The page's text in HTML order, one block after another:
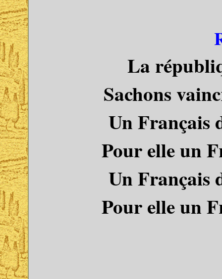
La
Sachons
Un Français
Pour elle un
Un Français
Pour elle un